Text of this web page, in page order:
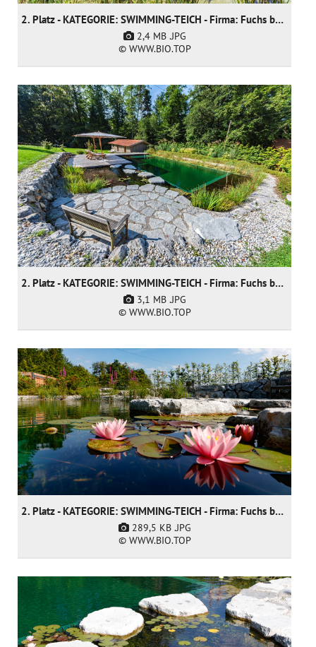
2. Platz - KATEGORIE: SWIMMING-TEICH - Firma: Fuchs baut Gärten GmbH
2,4 MB .JPG
© WWW.BIO.TOP
2. Platz - KATEGORIE: SWIMMING-TEICH - Firma: Fuchs baut Gärten GmbH
3,1 MB .JPG
© WWW.BIO.TOP
2. Platz - KATEGORIE: SWIMMING-TEICH - Firma: Fuchs baut Gärten GmbH
289,5 KB .JPG
© WWW.BIO.TOP